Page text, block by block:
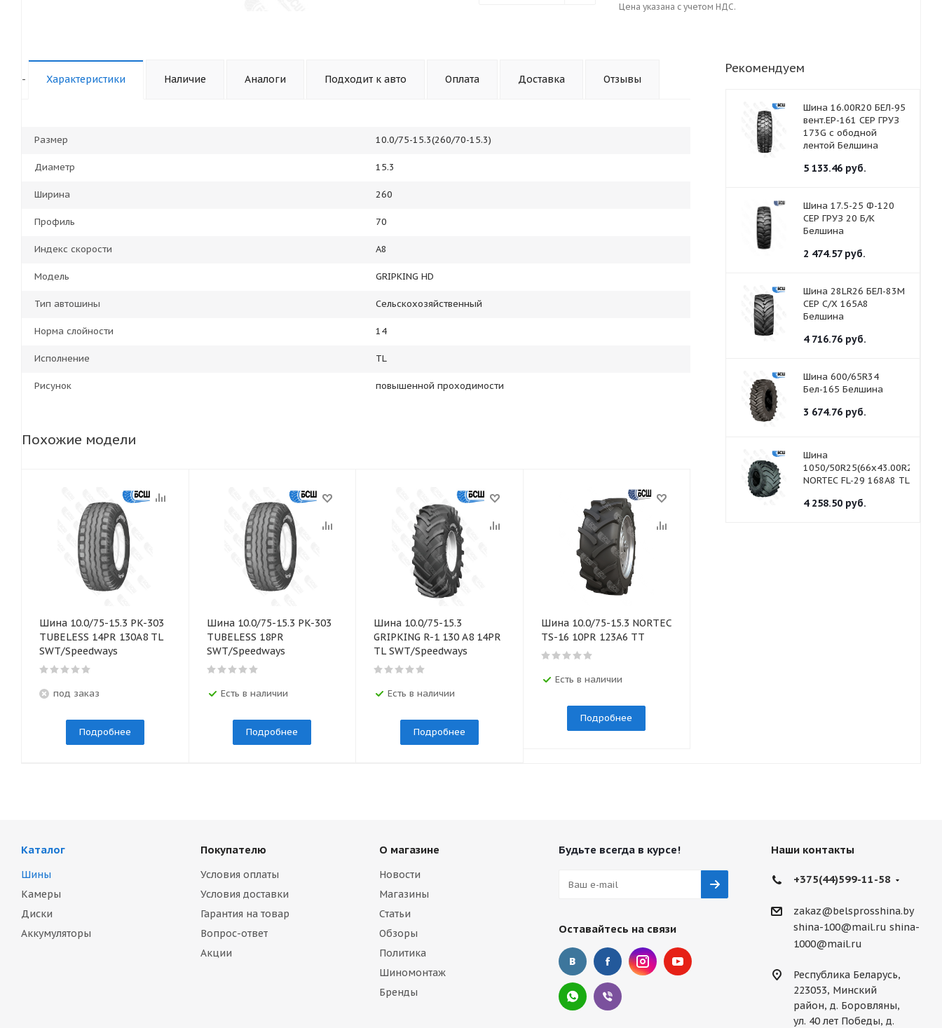
Цена указана с учетом НДС.
- Характеристики Наличие Аналоги Подходит к авто Оплата Доставка Отзывы
Размер 10.0/75-15.3(260/70-15.3)
Диаметр 15.3
Ширина 260
Профиль 70
Индекс скорости A8
Модель GRIPKING HD
Тип автошины Сельскохозяйственный
Норма слойности 14
Исполнение TL
Рисунок повышенной проходимости
Похожие модели
Шина 10.0/75-15.3 PK-303
TUBELESS 14PR 130A8 TL
SWT/Speedways
под заказ
Подробнее
Шина 10.0/75-15.3 PK-303
TUBELESS 18PR
SWT/Speedways
Есть в наличии
Подробнее
Шина 10.0/75-15.3
GRIPKING R-1 130 A8 14PR
TL SWT/Speedways
Есть в наличии
Подробнее
Шина 10.0/75-15.3 NORTEC
TS-16 10PR 123А6 TT
Есть в наличии
Подробнее
Рекомендуем
Шина 16.00R20 БЕЛ-95
вент.ЕР-161 СЕР ГРУЗ
173G с ободной
лентой Белшина
5 133.46 руб.
Шина 17.5-25 Ф-120
СЕР ГРУЗ 20 Б/К
Белшина
2 474.57руб.
Шина 28LR26 БЕЛ-83М
СЕР С/Х 165A8
Белшина
4 716.76 руб.
Шина 600/65R34
Бел-165 Белшина
3 674.76 руб.
Шина
1050/50R25(66x43.00R25)
NORTEC FL-29 168А8 TL
4 258.50 руб.
Каталог
Шины
Камеры
Диски
Аккумуляторы
Покупателю
Условия оплаты
Условия доставки
Гарантия на товар
Вопрос-ответ
Акции
О магазине
Новости
Магазины
Статьи
Обзоры
Политика
Шиномонтаж
Бренды
Будьте всегда в курсе!
Оставайтесь на связи
Наши контакты
+375(44)599-11-58
zakaz@belsprosshina.by
shina-100@mail.ru shina-
1000@mail.ru
Республика Беларусь,
223053, Минский
район, д. Боровляны,
ул. 40 лет Победы, д.